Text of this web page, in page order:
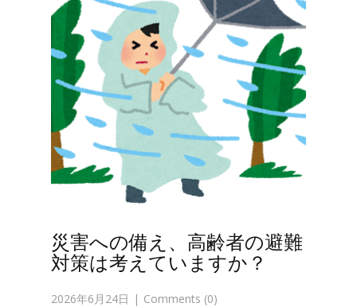
災害への備え、高齢者の避難
対策は考えていますか？
2026年6月24日 Comments (0)